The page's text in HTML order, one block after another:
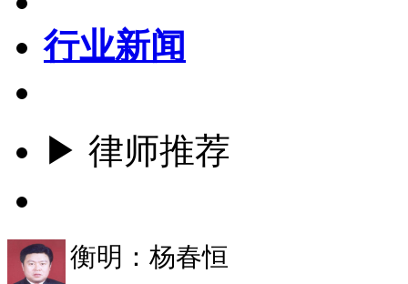
行业新闻
▶ 律师推荐
衡明：杨春恒